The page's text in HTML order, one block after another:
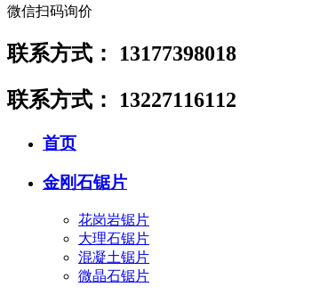
微信扫码询价
联系方式：
13177398018
联系方式：
13227116112
首页
金刚石锯片
花岗岩锯片
大理石锯片
混凝土锯片
微晶石锯片